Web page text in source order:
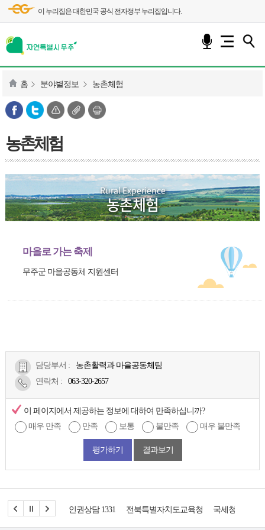
이 누리집은 대한민국 공식 전자정부 누리집입니다.
홈 분야별정보 농촌체험
농촌체험
Rural Experience
농촌체험
마을로 가는 축제
무주군 마을공동체 지원센터
담당부서 :
농촌활력과 마을공동체팀
연락처 : 063-320-2657
이 페이지에서 제공하는 정보에 대하여 만족하십니까?
매우 만족
만족 보통 불만족 매우 불만족
평가하기 결과보기
인권상담 1331 전북특별자치도교육청 국세청